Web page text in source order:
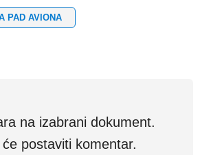
PAD AVIONA
na izabrani dokument.
postaviti komentar.